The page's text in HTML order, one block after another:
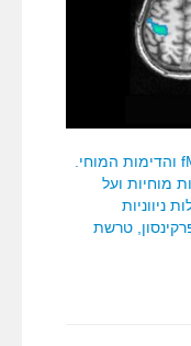
מוחיות ועל
ניווניות
טרשת